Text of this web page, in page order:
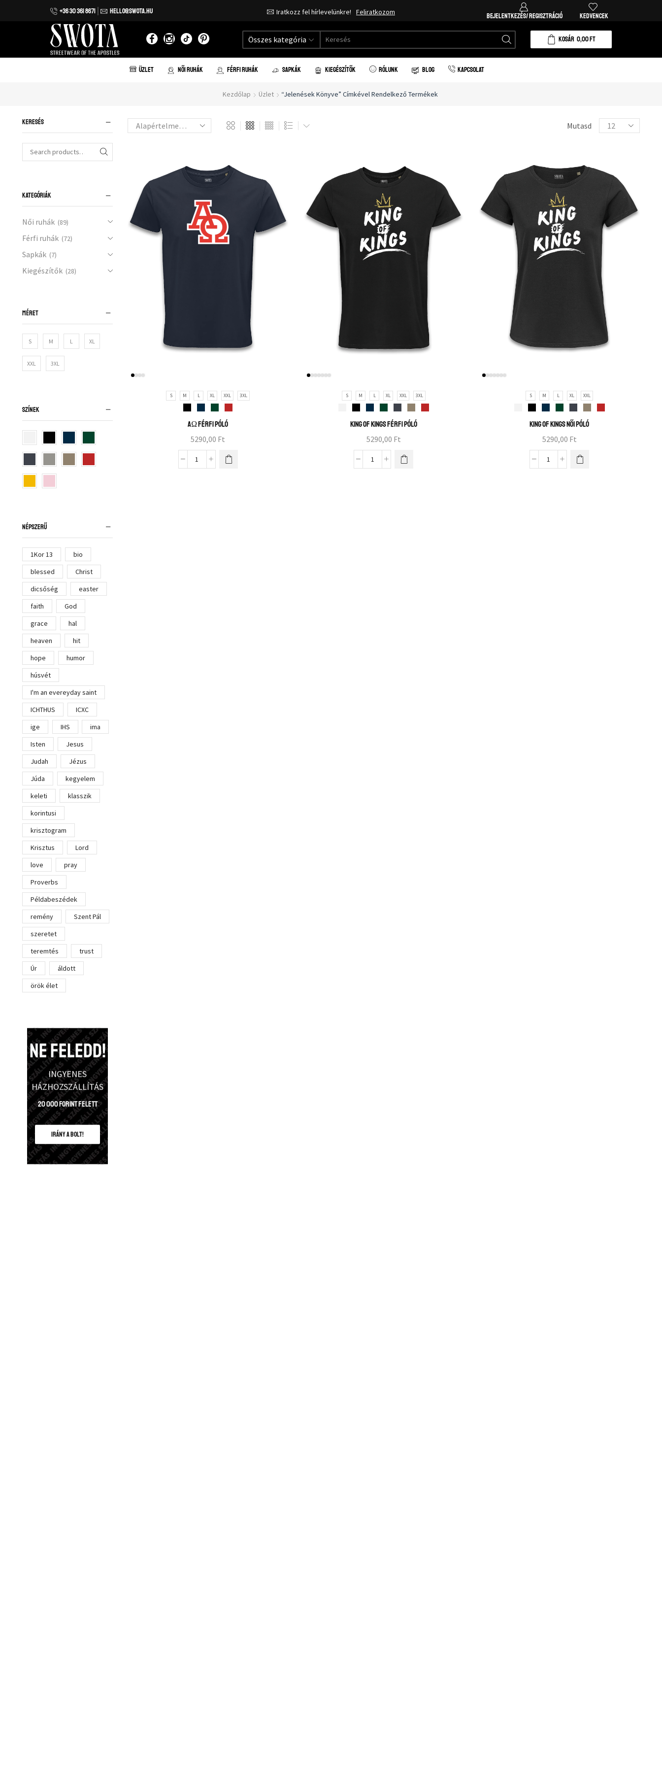
+36 30 361 8671 HELLO@SWOTA.HU
házhozszállítás 20.000 forint vásárlás felett! Iratkozz fel hírlevelünkre! Feliratkozom Ingyenes házhozszállítás 20.000 forint
BEJELENTKEZÉS/ REGISZTRÁCIÓ KEDVENCEK
Összes kategória KOSÁR 0,00FT
ÜZLET NŐI RUHÁK FÉRFI RUHÁK SAPKÁK KIEGÉSZÍTŐK RÓLUNK BLOG KAPCSOLAT
Kezdőlap Üzlet “Jelenések Könyve” Címkével Rendelkező Termékek
Mutasd
S M L XL XXL 3XL
AΩ férfi póló
5290,00 Ft
S M L XL XXL 3XL
King of Kings férfi póló
5290,00 Ft
S M L XL XXL
King of Kings női póló
5290,00 Ft
KERESÉS
KATEGÓRIÁK
Női ruhák (89)
Férfi ruhák (72)
Sapkák (7)
Kiegészítők (28)
MÉRET
S M L XL
XXL 3XL
SZÍNEK
NÉPSZERŰ
1Kor 13
bio
blessed
Christ
dicsőség
easter
faith
God
grace
hal
heaven
hit
hope
humor
húsvét
I'm an evereyday saint
ICHTHUS
ICXC
ige
IHS
ima
Isten
Jesus
Judah
Jézus
Júda
kegyelem
keleti
klasszik
korintusi
krisztogram
Krisztus
Lord
love
pray
Proverbs
Példabeszédek
remény
Szent Pál
szeretet
teremtés
trust
Úr
áldott
örök élet
NE FELEDD!
INGYENES
HÁZHOZSZÁLLÍTÁS
20 000 Forint felett
IRÁNY A BOLT!